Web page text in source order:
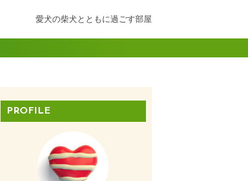
愛犬の柴犬とともに過ごす部屋
PROFILE